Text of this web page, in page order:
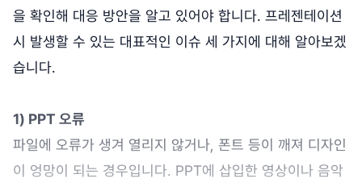
을 확인해 대응 방안을 알고 있어야 합니다. 프레젠테이션
시 발생할 수 있는 대표적인 이슈 세 가지에 대해 알아보겠
습니다.
1) PPT 오류
파일에 오류가 생겨 열리지 않거나, 폰트 등이 깨져 디자인
이 엉망이 되는 경우입니다. PPT에 삽입한 영상이나 음악